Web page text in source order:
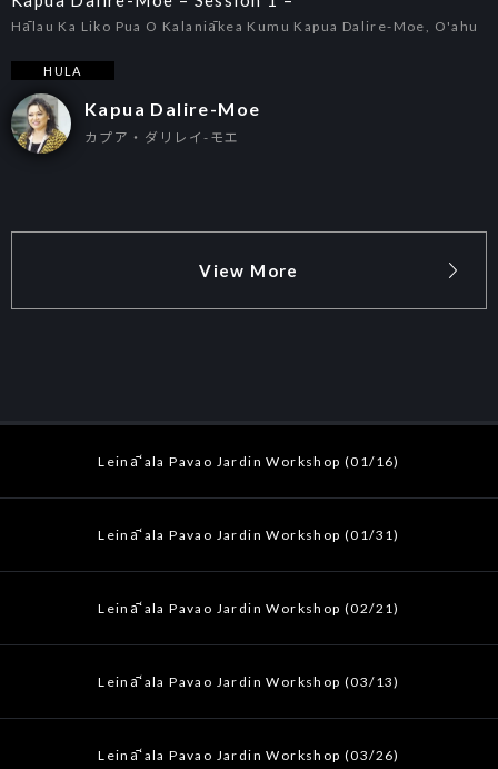
Hālau Ka Liko Pua O Kalaniākea Kumu Kapua Dalire-Moe, O'ahu
HULA
Kapua Dalire-Moe
カプア・ダリレイ-モエ
View More
Leināʻala Pavao Jardin Workshop (01/16)
Leināʻala Pavao Jardin Workshop (01/31)
Leināʻala Pavao Jardin Workshop (02/21)
Leināʻala Pavao Jardin Workshop (03/13)
Leināʻala Pavao Jardin Workshop (03/26)